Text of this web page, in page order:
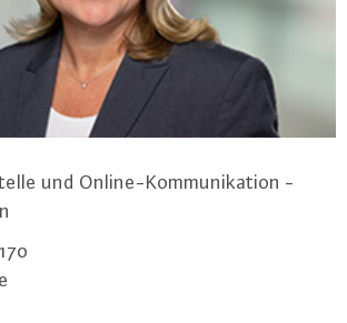
und On­line-Kom­mu­ni­ka­ti­on -